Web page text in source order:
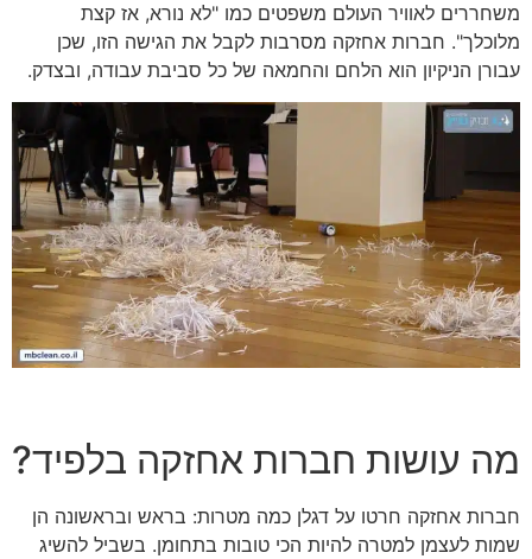
משחררים לאוויר העולם משפטים כמו "לא נורא, אז קצת
מלוכלך". חברות אחזקה מסרבות לקבל את הגישה הזו, שכן
עבורן הניקיון הוא הלחם והחמאה של כל סביבת עבודה, ובצדק.
מה עושות חברות אחזקה בלפיד?
חברות אחזקה חרטו על דגלן כמה מטרות: בראש ובראשונה הן
שמות לעצמן למטרה להיות הכי טובות בתחומן. בשביל להשיג